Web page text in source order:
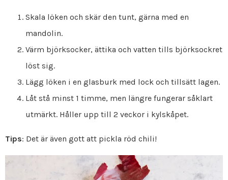
Skala löken och skär den tunt, gärna med en
mandolin.
Värm björksocker, ättika och vatten tills björksockret
löst sig.
Lägg löken i en glasburk med lock och tillsätt lagen.
Låt stå minst 1 timme, men längre fungerar såklart
utmärkt. Håller upp till 2 veckor i kylskåpet.
Tips: Det är även gott att pickla röd chili!